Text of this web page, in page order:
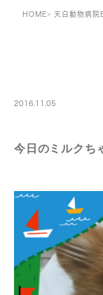
HOME 天白動物病院
2016.11.05
今日のミルクち